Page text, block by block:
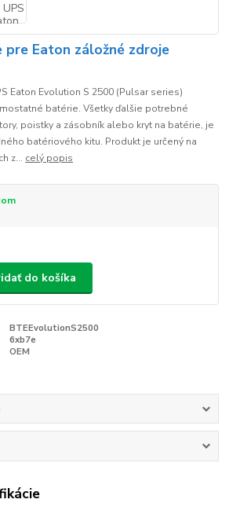
pre Eaton záložné zdroje
Eaton Evolution S 2500 (Pulsar series)
batérie. Všetky ďalšie potrebné
poistky a zásobník alebo kryt na batérie, je
batériového kitu. Produkt je určený na
z... celý popis
do košíka
BTEEvolutionS2500
6xb7e
OEM